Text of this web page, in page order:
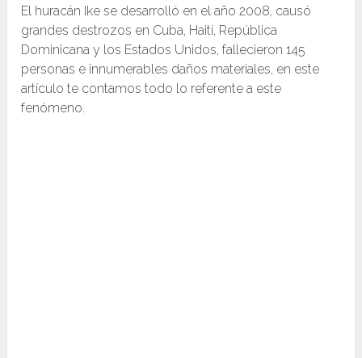
El huracán Ike se desarrolló en el año 2008, causó
grandes destrozos en Cuba, Haití, República
Dominicana y los Estados Unidos, fallecieron 145
personas e innumerables daños materiales, en este
artículo te contamos todo lo referente a este
fenómeno.